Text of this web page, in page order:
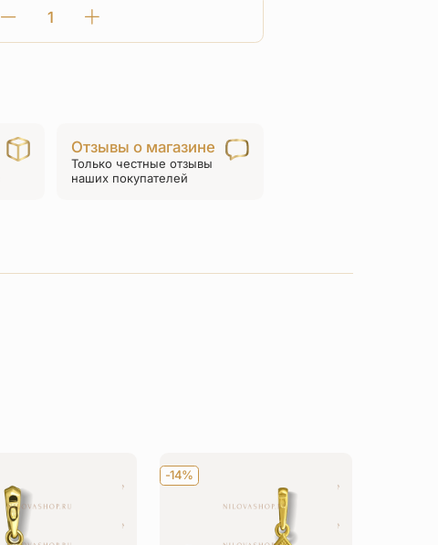
Количество
товара
серебро/
золочение
Отзывы о магазине
Только честные отзывы
наших покупателей
-14%